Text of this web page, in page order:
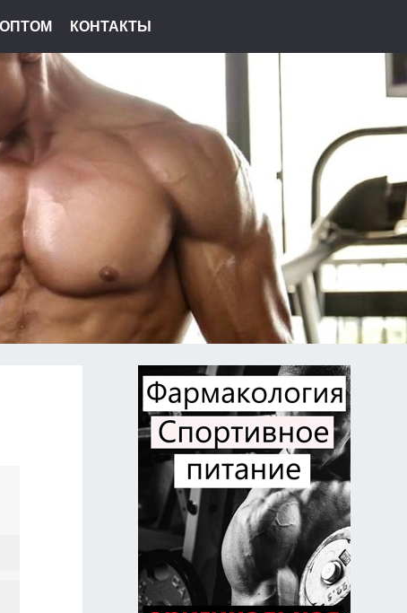
ОПТОМ КОНТАКТЫ